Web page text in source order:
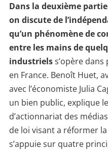
Dans la deuxième
on discute de
qu’un phénomène de
entre les mains de
industrielss’opère
en France. Benoît Huet,
avec l’économiste Julia
un bien public, explique
d’actionnariat des
de loi visant a réformer
s’appuie sur quatre